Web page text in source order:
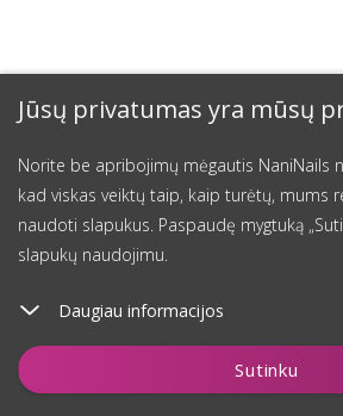
Jūsų privatumas yra mūsų
Norite be apribojimų mėgautis NaniNails
kad viskas veiktų taip, kaip turėtų, mums
naudoti slapukus. Paspaudę mygtuką
slapukų naudojimu.
Daugiau informacijos
Sutinku